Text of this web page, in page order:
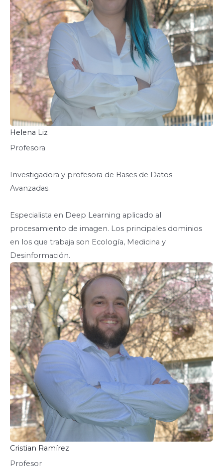
Helena Liz
Profesora
Investigadora y profesora de Bases de Datos
Avanzadas.
Especialista en Deep Learning aplicado al
procesamiento de imagen. Los principales dominios
en los que trabaja son Ecología, Medicina y
Desinformación.
Cristian Ramírez
Profesor